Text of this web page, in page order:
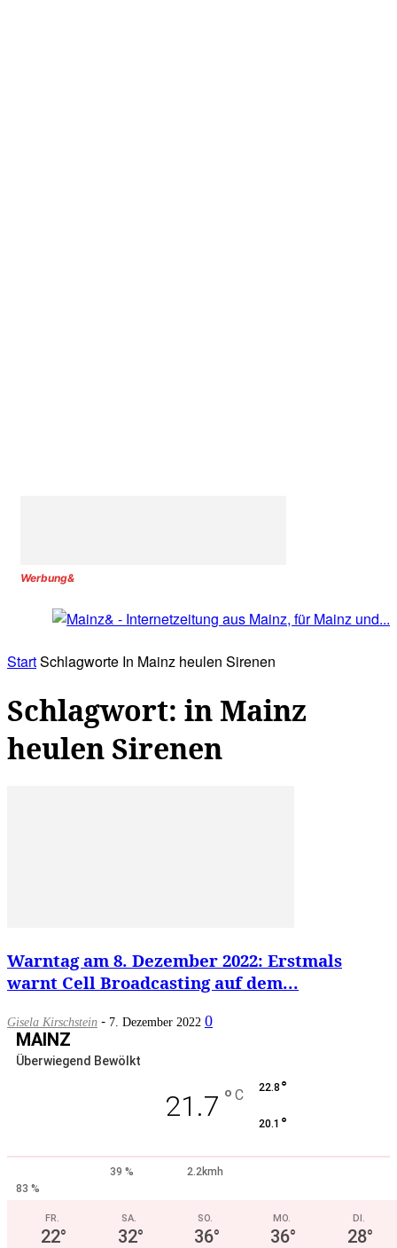
Werbung&
StartSchlagworte In Mainz heulen Sirenen
Schlagwort: in Mainz
heulen Sirenen
Warntag am 8. Dezember 2022: Erstmals
warnt Cell Broadcasting auf dem...
Gisela Kirschstein - 7. Dezember 2022 0
MAINZ
Überwiegend Bewölkt
21.7 ° C 22.8 °
20.1 °
39 %
2.2kmh
83 %
FR.
22°
SA.
32°
SO.
36°
MO.
36°
DI.
28°